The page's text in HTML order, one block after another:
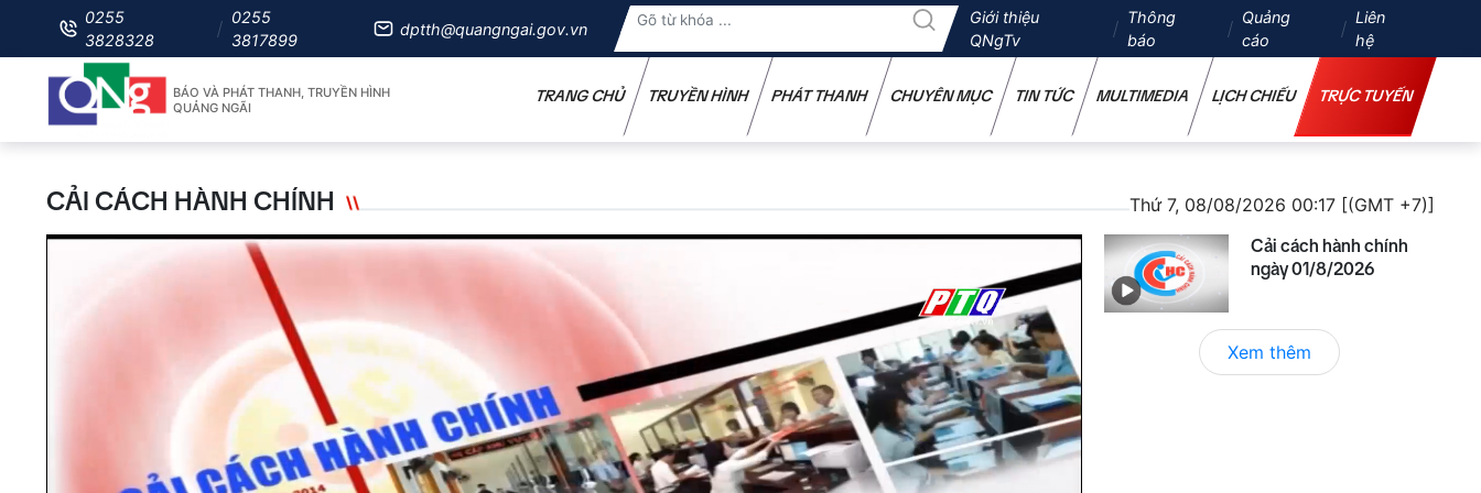
0255
3828328
0255
3817899
dptth@quangngai.gov.vn
Giới thiệu
QNgTv
Thông
báo
Quảng
cáo
Liên
hệ
BÁO VÀ PHÁT THANH, TRUYỀN HÌNH
QUẢNG NGÃI
TRANG CHỦ TRUYỀN HÌNH PHÁT THANH CHUYÊN MỤC TIN TỨC MULTIMEDIA LỊCH CHIẾU TRỰC TUYẾN
CẢI CÁCH HÀNH CHÍNH Thứ 7, 08/08/2026 00:17 [(GMT +7)]
Cải cách hành chính
ngày 01/8/2026
Xem thêm